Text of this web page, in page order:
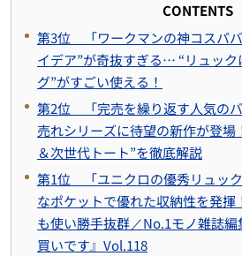
CONTENTS
第3位 「ワークマンの神コスパ
イデア”が奇抜すぎる… “リュッ
グ”がすごい使える！
第2位 「完売を繰り返す人気の
売れシリーズに待望の新作が登場
＆次世代トート”を徹底解説
第1位 「ユニクロの優秀リュッ
なポケットで優れた収納性を発揮
も使い勝手抜群／No.1モノ雑誌
買いです』Vol.118